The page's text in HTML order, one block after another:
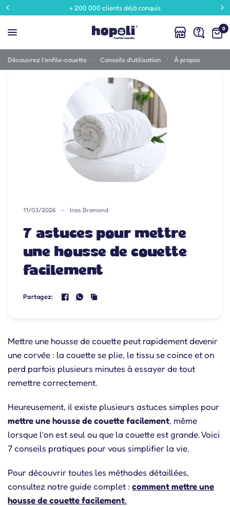
+ 200 000 clients déjà conquis
0
Découvrez l'enfile-couette Conseils d'utilisation À propos
11/03/2026 Ines Bremond
7 astuces pour mettre
une housse de couette
facilement
Partagez:
Mettre une housse de couette peut rapidement devenir
une corvée : la couette se plie, le tissu se coince et on
perd parfois plusieurs minutes à essayer de tout
remettre correctement.
Heureusement, il existe plusieurs astuces simples pour
mettre une housse de couette facilement, même
lorsque l’on est seul ou que la couette est grande. Voici
7 conseils pratiques pour vous simplifier la vie.
Pour découvrir toutes les méthodes détaillées,
consultez notre guide complet :comment mettre une
housse de couette facilement.